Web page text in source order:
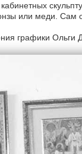
или меди. Сам
графики Ольги